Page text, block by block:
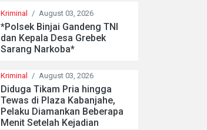
Kriminal / August 03, 2026
*Polsek Binjai Gandeng TNI
dan Kepala Desa Grebek
Sarang Narkoba*
Kriminal / August 03, 2026
Diduga Tikam Pria hingga
Tewas di Plaza Kabanjahe,
Pelaku Diamankan Beberapa
Menit Setelah Kejadian